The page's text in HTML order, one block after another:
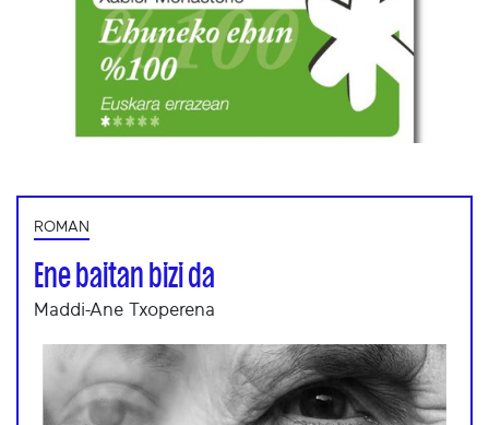
ROMAN
Ene baitan bizi da
Maddi-Ane Txoperena